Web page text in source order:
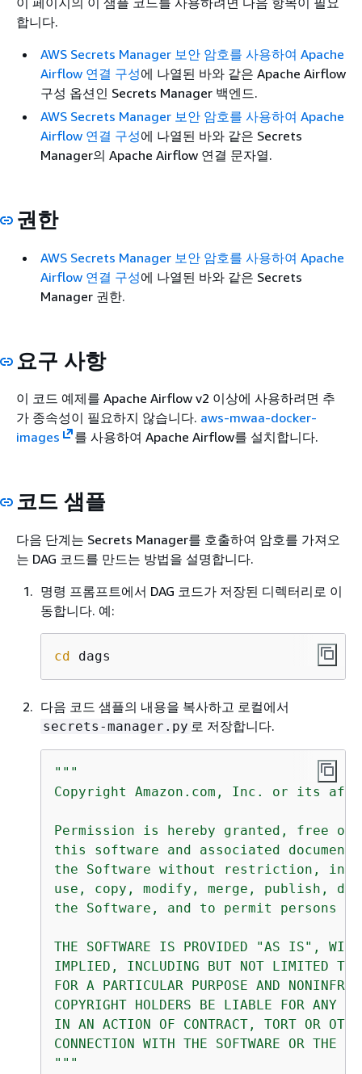
합니다.
AWS Secrets Manager 보안 암호를 사용하여 Apache
Airflow 연결 구성에 나열된 바와 같은 Apache Airflow
구성 옵션인 Secrets Manager 백엔드.
AWS Secrets Manager 보안 암호를 사용하여 Apache
Airflow 연결 구성에 나열된 바와 같은 Secrets
Manager의 Apache Airflow 연결 문자열.
권한
AWS Secrets Manager 보안 암호를 사용하여 Apache
Airflow 연결 구성에 나열된 바와 같은 Secrets
Manager 권한.
요구 사항
이 코드 예제를 Apache Airflow v2 이상에 사용하려면 추
가 종속성이 필요하지 않습니다. aws-mwaa-docker-
images
를 사용하여 Apache Airflow를 설치합니다.
코드 샘플
다음 단계는 Secrets Manager를 호출하여 암호를 가져오
는 DAG 코드를 만드는 방법을 설명합니다.
명령 프롬프트에서 DAG 코드가 저장된 디렉터리로 이
동합니다. 예:
cd dags
다음 코드 샘플의 내용을 복사하고 로컬에서
secrets-manager.py 로 저장합니다.
"""
Copyright Amazon.com, Inc. or its
Permission is hereby granted, free
this software and associated
the Software without restriction,
use, copy, modify, merge, publish,
the Software, and to permit persons
THE SOFTWARE IS PROVIDED "AS IS",
IMPLIED, INCLUDING BUT NOT LIMITED TO
FOR A PARTICULAR PURPOSE AND
COPYRIGHT HOLDERS BE LIABLE FOR ANY
IN AN ACTION OF CONTRACT, TORT OR
CONNECTION WITH THE SOFTWARE OR THE
"""